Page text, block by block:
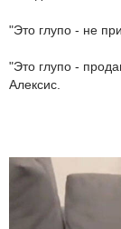
"Это глупо - не
"Это глупо -
Алексис.